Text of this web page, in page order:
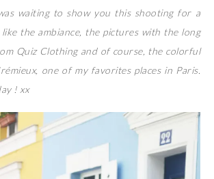
waiting to show you this shooting for a
the ambiance, the pictures with the long
Quiz Clothing and of course, the colorful
one of my favorites places in Paris.
! xx